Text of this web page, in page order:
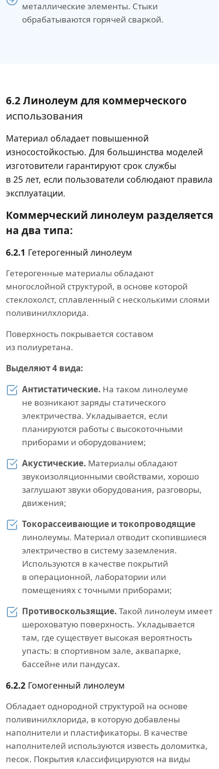
металлические элементы. Стыки
обрабатываются горячей сваркой.
6.2 Линолеум для коммерческого
использования
Материал обладает повышенной
износостойкостью. Для большинства моделей
изготовители гарантируют срок службы
в 25 лет, если пользователи соблюдают правила
эксплуатации.
Коммерческий линолеум разделяется
на два типа:
6.2.1 Гетерогенный линолеум
Гетерогенные материалы обладают
многослойной структурой, в основе которой
стеклохолст, сплавленный с несколькими слоями
поливинилхлорида.
Поверхность покрывается составом
из полиуретана.
Выделяют 4 вида:
Антистатические. На таком линолеуме
не возникают заряды статического
электричества. Укладывается, если
планируются работы с высокоточными
приборами и оборудованием;
Акустические. Материалы обладают
звукоизоляционными свойствами, хорошо
заглушают звуки оборудования, разговоры,
движения;
Токорассеивающие и токопроводящие
линолеумы. Материал отводит скопившиеся
электричество в систему заземления.
Используются в качестве покрытий
в операционной, лаборатории или
помещениях с точными приборами;
Противоскользящие. Такой линолеум имеет
шероховатую поверхность. Укладывается
там, где существует высокая вероятность
упасть: в спортивном зале, аквапарке,
бассейне или пандусах.
6.2.2 Гомогенный линолеум
Обладает однородной структурой на основе
поливинилхлорида, в которую добавлены
наполнители и пластификаторы. В качестве
наполнителей используются известь доломитка,
песок. Покрытия классифицируются на виды